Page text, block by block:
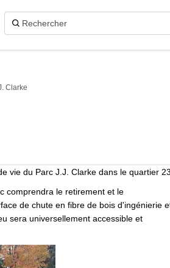
Clarke
vie du Parc J.J. Clarke dans le quartier 23.
comprendra le retirement et le
de chute en fibre de bois d'ingénierie
sera universellement accessible et